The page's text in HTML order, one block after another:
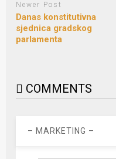
Newer Post
Danas konstitutivna
sjednica gradskog
parlamenta
COMMENTS
– MARKETING –